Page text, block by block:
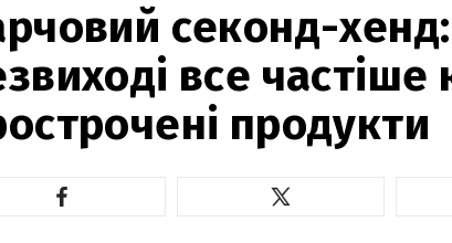
секонд-хенд:
все частіше
продукти